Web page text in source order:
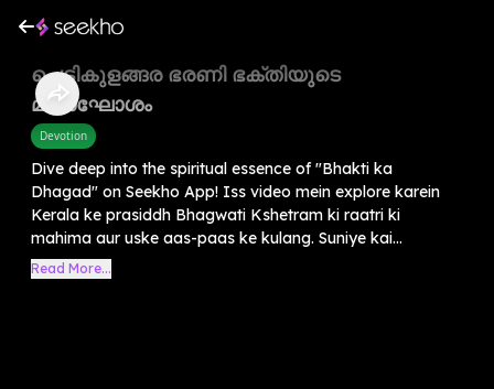
ചെട്ടികുളങ്ങര ഭരണി ഭക്തിയുടെ
മഹാഘോശം
Devotion
Dive deep into the spiritual essence of "Bhakti ka
Dhagad" on Seekho App! Iss video mein explore karein
Kerala ke prasiddh Bhagwati Kshetram ki raatri ki
mahima aur uske aas-paas ke kulang. Suniye kai...
Read More...